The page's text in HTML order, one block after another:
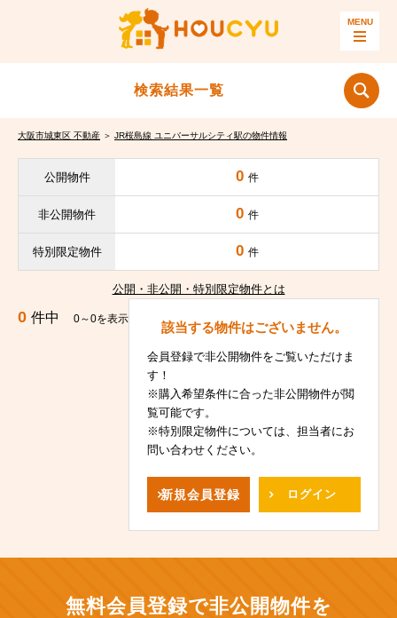
検索結果一覧
大阪市城東区 不動産 ＞ JR桜島線 ユニバーサルシティ駅の物件情報
公開物件 0 件
非公開物件 0 件
特別限定物件 0 件
公開・非公開・特別限定物件とは
0 件中 0～0を表示
該当する物件はございません。
会員登録で非公開物件をご覧いただけま
す！
※購入希望条件に合った非公開物件が閲
覧可能です。
※特別限定物件については、担当者にお
問い合わせください。
新規会員登録 ログイン
無料会員登録で非公開物件を